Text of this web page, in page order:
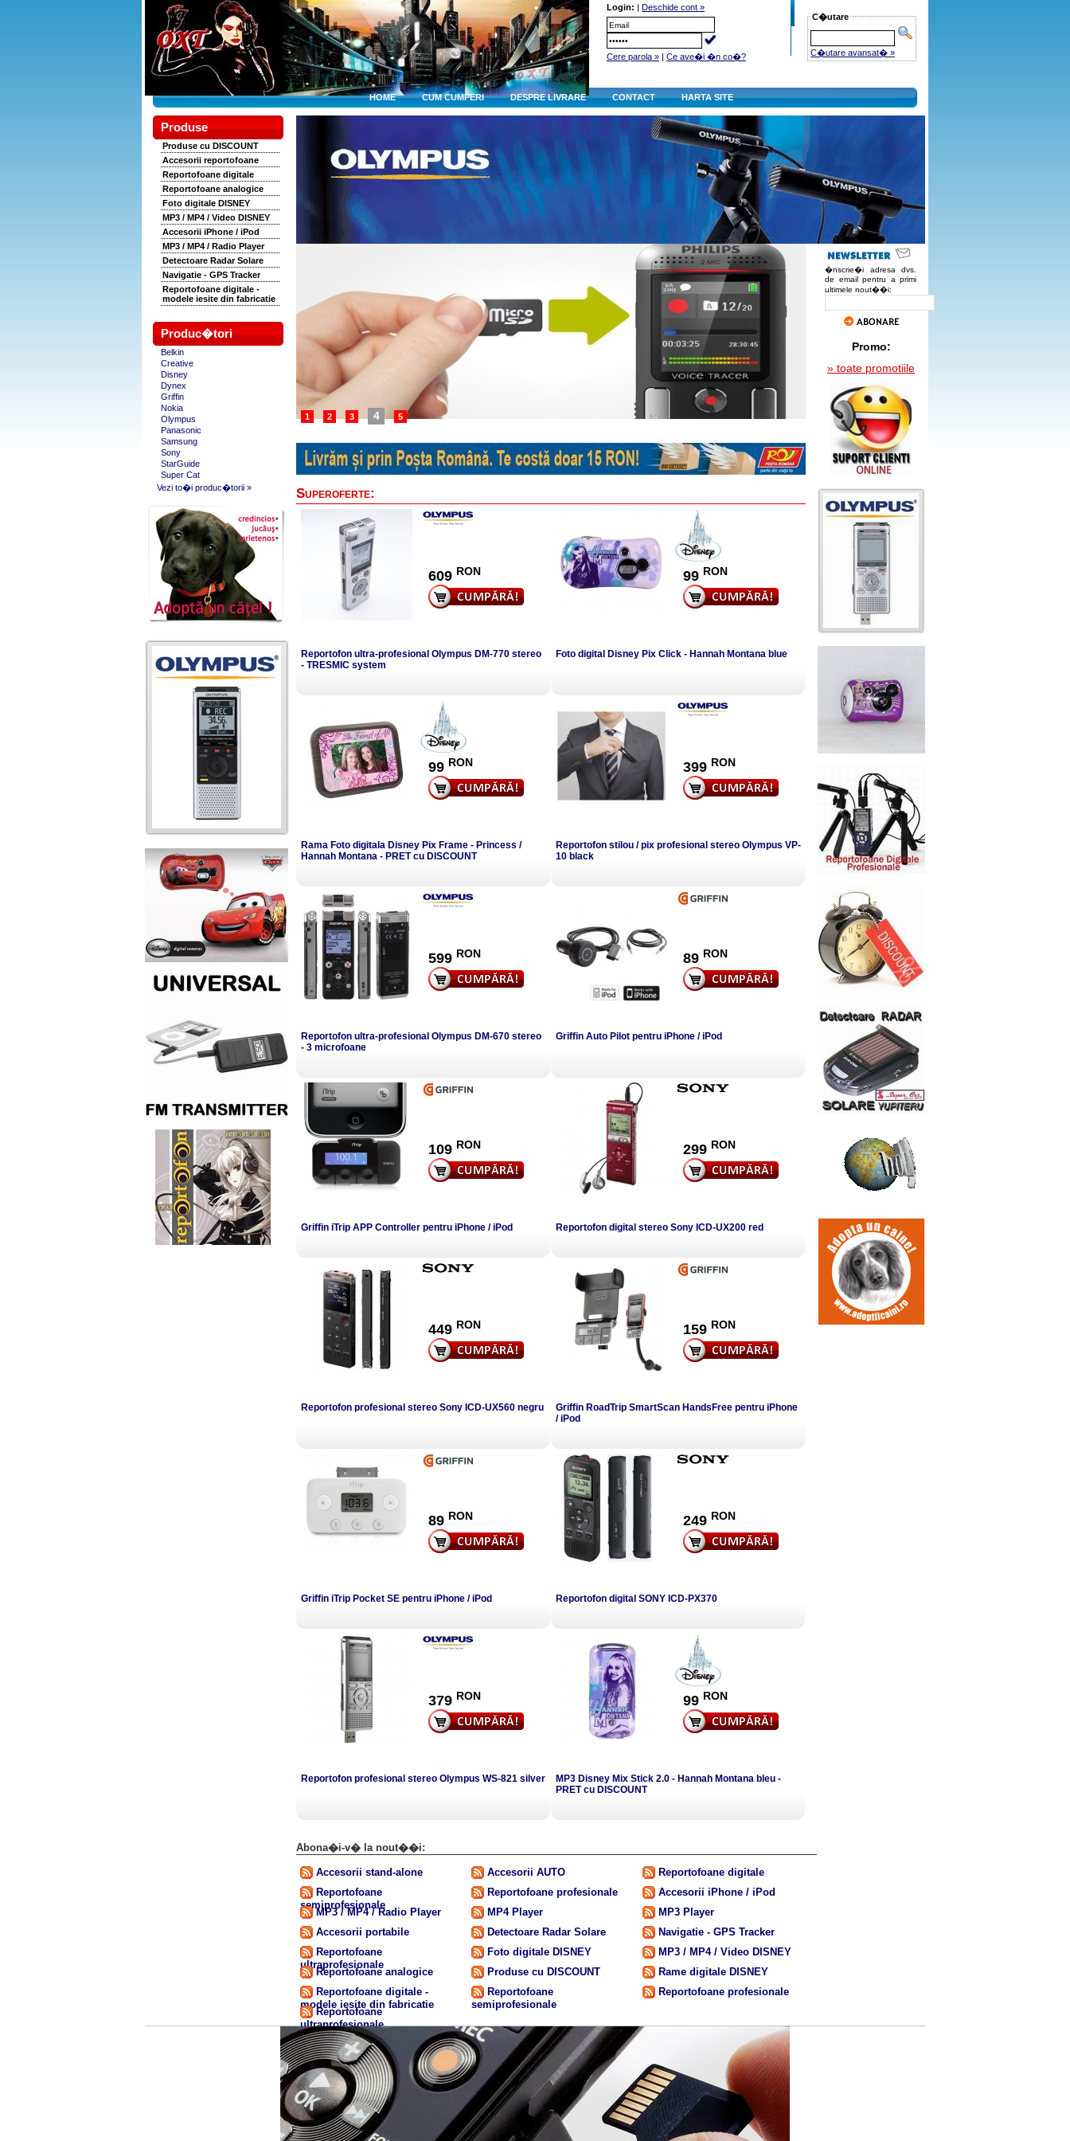
Login: | Deschide cont »
Cere parola » | Ce ave�i �n co�?
C�utare
C�utare avansat� »
HOME CUM CUMPERI DESPRE LIVRARE CONTACT HARTA SITE
Produse
Produse cu DISCOUNT
Accesorii reportofoane
Reportofoane digitale
Reportofoane analogice
Foto digitale DISNEY
MP3 / MP4 / Video DISNEY
Accesorii iPhone / iPod
MP3 / MP4 / Radio Player
Detectoare Radar Solare
Navigatie - GPS Tracker
Reportofoane digitale -
modele iesite din fabricatie
Produc�tori
Belkin
Creative
Disney
Dynex
Griffin
Nokia
Olympus
Panasonic
Samsung
Sony
StarGuide
Super Cat
Vezi to�i produc�torii »
1 2 3 4 5
Superoferte:
609 RON
Reportofon ultra-profesional Olympus DM-770 stereo
- TRESMIC system
99 RON
Foto digital Disney Pix Click - Hannah Montana blue
99 RON
Rama Foto digitala Disney Pix Frame - Princess /
Hannah Montana - PRET cu DISCOUNT
399 RON
Reportofon stilou / pix profesional stereo Olympus VP-
10 black
599 RON
Reportofon ultra-profesional Olympus DM-670 stereo
- 3 microfoane
89 RON
Griffin Auto Pilot pentru iPhone / iPod
109 RON
Griffin iTrip APP Controller pentru iPhone / iPod
299 RON
Reportofon digital stereo Sony ICD-UX200 red
449 RON
Reportofon profesional stereo Sony ICD-UX560 negru
159 RON
Griffin RoadTrip SmartScan HandsFree pentru iPhone
/ iPod
89 RON
Griffin iTrip Pocket SE pentru iPhone / iPod
249 RON
Reportofon digital SONY ICD-PX370
379 RON
Reportofon profesional stereo Olympus WS-821 silver
99 RON
MP3 Disney Mix Stick 2.0 - Hannah Montana bleu -
PRET cu DISCOUNT
Abona�i-v� la nout��i:
Accesorii stand-alone Accesorii AUTO
Reportofoane digitale
Reportofoane
semiprofesionale
Reportofoane profesionale
Accesorii iPhone / iPod
MP3 / MP4 / Radio Player
MP4 Player
MP3 Player
Accesorii portabile
Detectoare Radar Solare
Navigatie - GPS Tracker
Reportofoane
ultraprofesionale
Foto digitale DISNEY
MP3 / MP4 / Video DISNEY
Reportofoane analogice
Produse cu DISCOUNT
Rame digitale DISNEY
Reportofoane digitale -
modele iesite din fabricatie
Reportofoane
semiprofesionale
Reportofoane profesionale
Reportofoane
ultraprofesionale
�nscrie�i adresa dvs.
de email pentru a primi
ultimele nout��i:
Promo:
» toate promotiile